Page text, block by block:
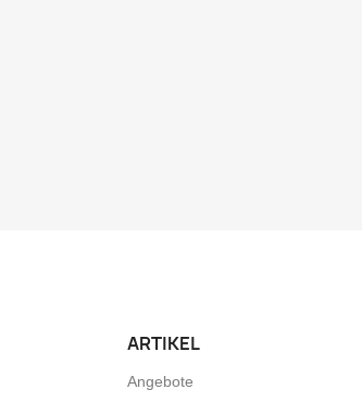
ARTIKEL
Angebote